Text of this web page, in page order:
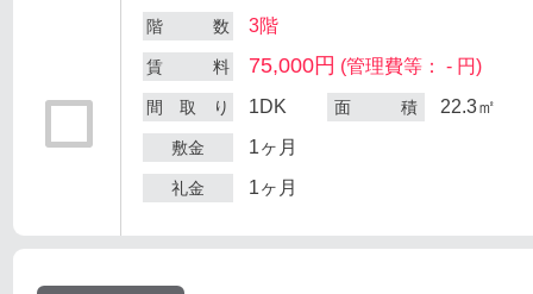
階 数 3階
賃 料 75,000円 (管理費等： - 円)
間 取 り 1DK 面 積 22.3㎡
敷金 1ヶ月
礼金 1ヶ月